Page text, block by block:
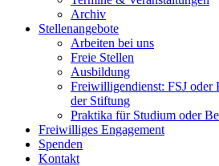
Archiv
Stellenangebote
Arbeiten bei uns
Freie Stellen
Ausbildung
Freiwilligendienst: FSJ oder
der Stiftung
Praktika für Studium oder
Freiwilliges Engagement
Spenden
Kontakt